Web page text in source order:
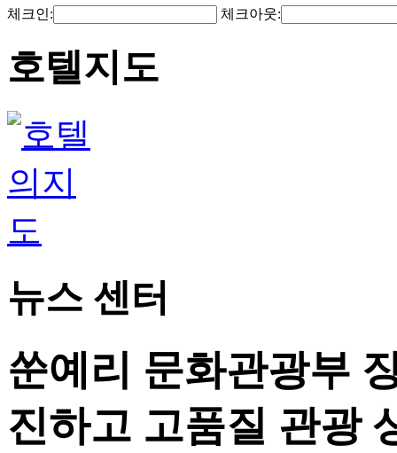
체크인: 체크아웃:
호텔지도
뉴스 센터
쑨예리 문화관광부
진하고 고품질 관광